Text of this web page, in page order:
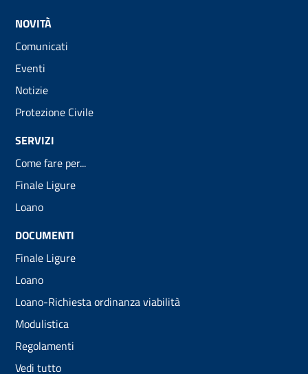
NOVITÀ
Comunicati
Eventi
Notizie
Protezione Civile
SERVIZI
Come fare per...
Finale Ligure
Loano
DOCUMENTI
Finale Ligure
Loano
Loano-Richiesta ordinanza viabilità
Modulistica
Regolamenti
Vedi tutto